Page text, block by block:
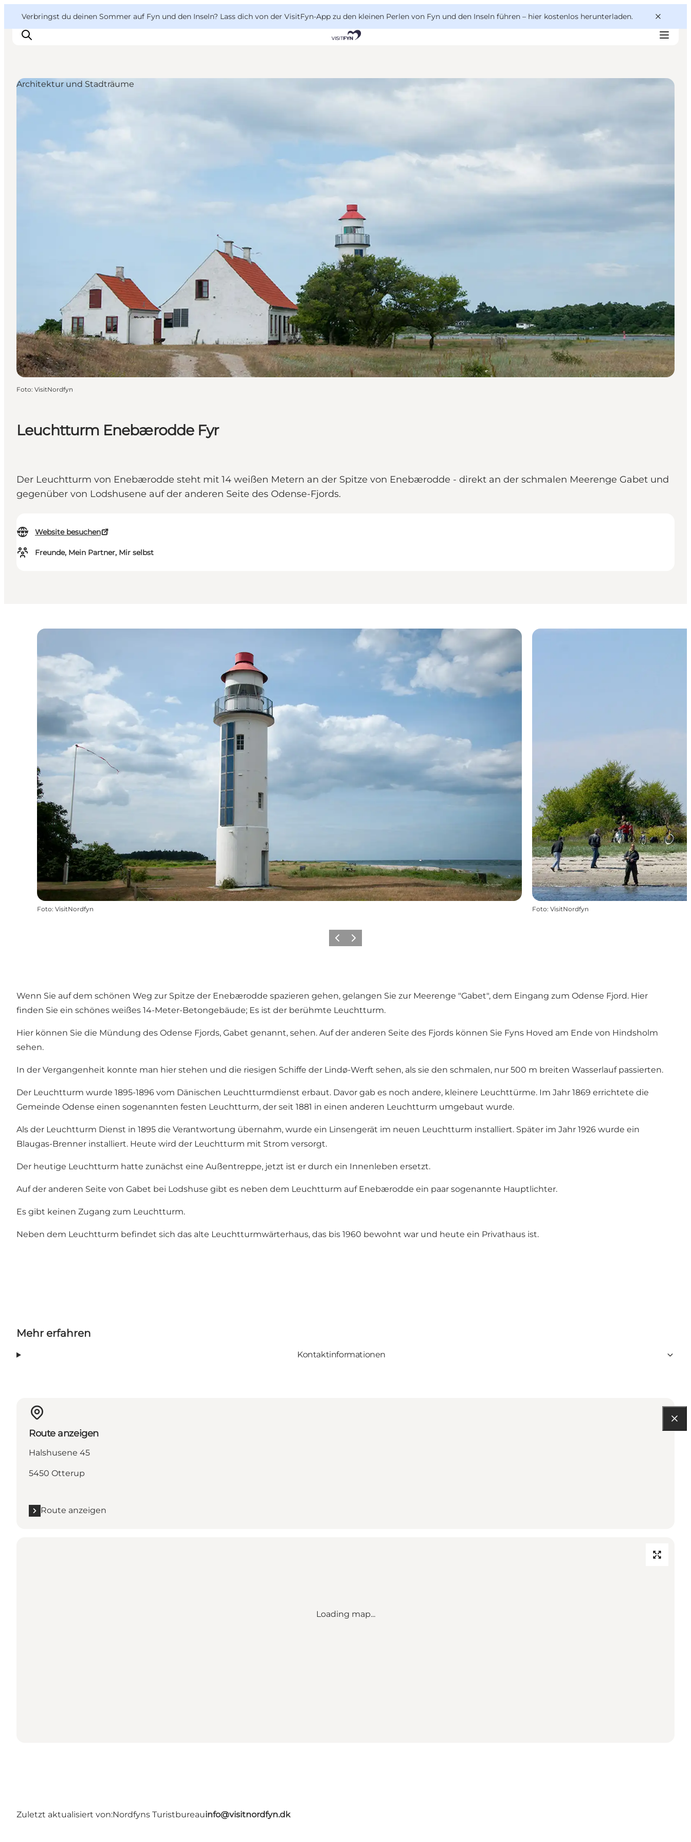
Verbringst du deinen Sommer auf Fyn und den Inseln? Lass dich von der VisitFyn-App zu den kleinen Perlen von Fyn und den Inseln führen – hier kostenlos herunterladen.
Outdoor & bike
Essen & trinken
Übernachtung
VisitFyn
Deutsch
Leuchtturm Enebærodde Fyr
Der Leuchtturm von Enebærodde steht mit 14 weißen Metern an der Spitze von Enebærodde - direkt an der schmalen Meerenge Gabet und
gegenüber von Lodshusene auf der anderen Seite des Odense-Fjords.
Website besuchen
Freunde, Mein Partner, Mir selbst
Architektur und Stadträume
Foto: VisitNordfyn
Foto: VisitNordfyn Foto: VisitNordfyn
ZurückWeiter
Wenn Sie auf dem schönen Weg zur Spitze der Enebærodde spazieren gehen, gelangen Sie zur Meerenge "Gabet", dem Eingang zum Odense Fjord. Hier
finden Sie ein schönes weißes 14-Meter-Betongebäude; Es ist der berühmte Leuchtturm.
Hier können Sie die Mündung des Odense Fjords, Gabet genannt, sehen. Auf der anderen Seite des Fjords können Sie Fyns Hoved am Ende von Hindsholm
sehen.
In der Vergangenheit konnte man hier stehen und die riesigen Schiffe der Lindø-Werft sehen, als sie den schmalen, nur 500 m breiten Wasserlauf passierten.
Der Leuchtturm wurde 1895-1896 vom Dänischen Leuchtturmdienst erbaut. Davor gab es noch andere, kleinere Leuchttürme. Im Jahr 1869 errichtete die
Gemeinde Odense einen sogenannten festen Leuchtturm, der seit 1881 in einen anderen Leuchtturm umgebaut wurde.
Als der Leuchtturm Dienst in 1895 die Verantwortung übernahm, wurde ein Linsengerät im neuen Leuchtturm installiert. Später im Jahr 1926 wurde ein
Blaugas-Brenner installiert. Heute wird der Leuchtturm mit Strom versorgt.
Der heutige Leuchtturm hatte zunächst eine Außentreppe, jetzt ist er durch ein Innenleben ersetzt.
Auf der anderen Seite von Gabet bei Lodshuse gibt es neben dem Leuchtturm auf Enebærodde ein paar sogenannte Hauptlichter.
Es gibt keinen Zugang zum Leuchtturm.
Neben dem Leuchtturm befindet sich das alte Leuchtturmwärterhaus, das bis 1960 bewohnt war und heute ein Privathaus ist.
Mehr erfahren
Kontaktinformationen
Route anzeigen
Halshusene 45
5450 Otterup
Route anzeigen
Loading map...
Zuletzt aktualisiert von:Nordfyns Turistbureauinfo@visitnordfyn.dk